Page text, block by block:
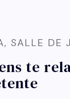
SALLE DE
te